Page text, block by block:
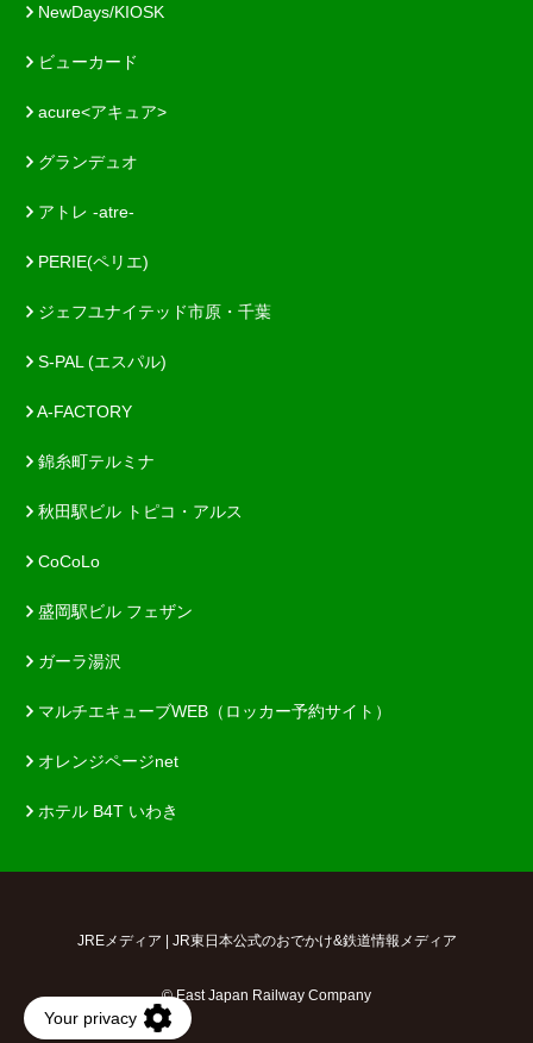
NewDays/KIOSK
ビューカード
acure<アキュア>
グランデュオ
アトレ -atre-
PERIE(ペリエ)
ジェフユナイテッド市原・千葉
S-PAL (エスパル)
A-FACTORY
錦糸町テルミナ
秋田駅ビル トピコ・アルス
CoCoLo
盛岡駅ビル フェザン
ガーラ湯沢
マルチエキューブWEB（ロッカー予約サイト）
オレンジページnet
ホテル B4T いわき
JREメディア | JR東日本公式のおでかけ&鉄道情報メディア
© East Japan Railway Company